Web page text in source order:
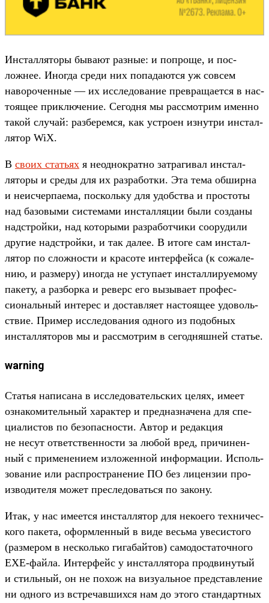
Ин­стал­ляторы быва­ют раз­ные: и поп­роще, и пос­
ложнее. Иног­да сре­ди них попада­ются уж сов­сем
наворо­чен­ные — их иссле­дова­ние прев­раща­ется в нас­
тоящее прик­лючение. Сегод­ня мы рас­смот­рим имен­но
такой слу­чай: раз­берем­ся, как устро­ен изнутри инстал­
лятор WiX.
В сво­их стать­ях я неод­нократ­но зат­рагивал инстал­
ляторы и сре­ды для их раз­работ­ки. Эта тема обширна
и неис­черпа­ема, пос­коль­ку для удобс­тва и прос­тоты
над базовы­ми сис­темами инстал­ляции были соз­даны
надс­трой­ки, над которы­ми раз­работ­чики соору­дили
дру­гие надс­трой­ки, и так далее. В ито­ге сам инстал­
лятор по слож­ности и кра­соте интерфей­са (к сожале­
нию, и раз­меру) иног­да не усту­пает инстал­лиру­емо­му
пакету, а раз­борка и реверс его вызыва­ет про­фес­
сиональ­ный инте­рес и дос­тавля­ет нас­тоящее удо­воль­
ствие. При­мер иссле­дова­ния одно­го из подоб­ных
инстал­ляторов мы и рас­смот­рим в сегод­няшней статье.
warning
Статья написа­на в иссле­дова­тель­ских целях, име­ет
озна­коми­тель­ный харак­тер и пред­назна­чена для спе­
циалис­тов по безопас­ности. Автор и редак­ция
не несут ответс­твен­ности за любой вред, при­чинен­
ный с при­мене­нием изло­жен­ной информа­ции. Исполь­
зование или рас­простра­нение ПО без лицен­зии про­
изво­дите­ля может прес­ледовать­ся по закону.
Итак, у нас име­ется инстал­лятор для неко­его тех­ничес­
кого пакета, офор­млен­ный в виде весь­ма уве­сис­того
(раз­мером в нес­коль­ко гигабай­тов) самодос­таточ­ного
EXE-фай­ла. Интерфейс у инстал­лятора прод­винутый
и стиль­ный, он не похож на визу­аль­ное пред­став­ление
ни одно­го из встре­чав­шихся нам до это­го стан­дар­тных